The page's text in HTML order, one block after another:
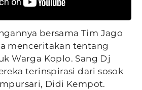
bersama Tim Jago
menceritakan tentang
Warga Koplo. Sang Dj
terinspirasi dari sosok
Didi Kempot.